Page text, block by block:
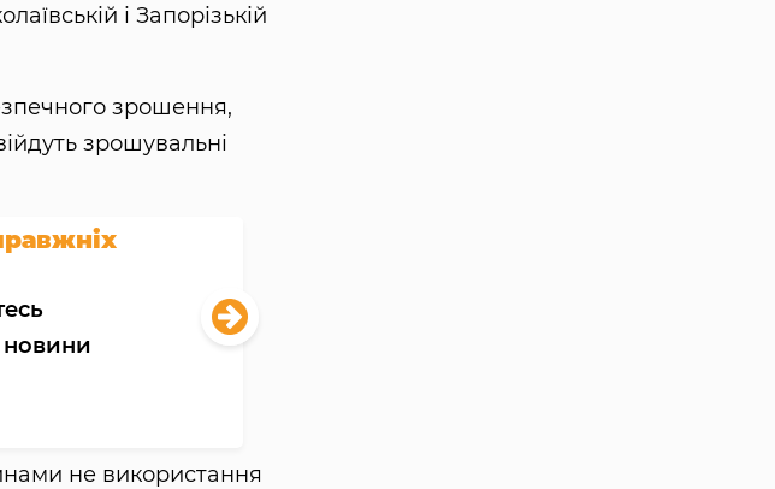
і Запорізькій
зрошення,
зрошувальні
новини
не використання